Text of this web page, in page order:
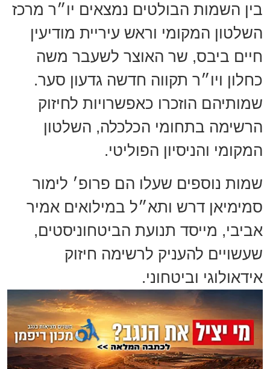
בין השמות הבולטים נמצאים יו״ר מרכז
השלטון המקומי וראש עיריית מודיעין
חיים ביבס, שר האוצר לשעבר משה
כחלון ויו״ר תקווה חדשה גדעון סער.
שמותיהם הוזכרו כאפשרויות לחיזוק
הרשימה בתחומי הכלכלה, השלטון
המקומי והניסיון הפוליטי.
שמות נוספים שעלו הם פרופ׳ לימור
סמימיאן דרש ותא״ל במילואים אמיר
אביבי, מייסד תנועת הביטחוניסטים,
שעשויים להעניק לרשימה חיזוק
אידאולוגי וביטחוני.